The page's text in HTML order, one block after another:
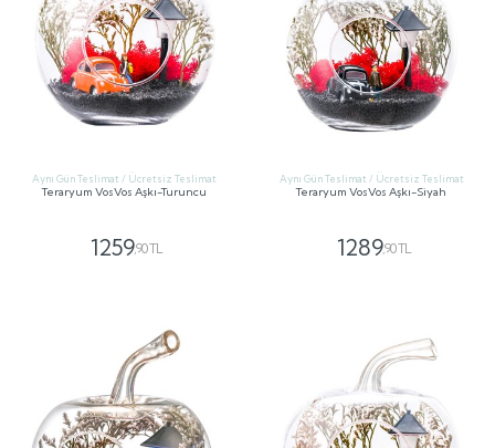
Aynı Gün Teslimat / Ücretsiz Teslimat
Teraryum VosVos Aşkı-Turuncu
1259,90 TL
Aynı Gün Teslimat / Ücretsiz Teslimat
Teraryum VosVos Aşkı-Siyah
1289,90 TL